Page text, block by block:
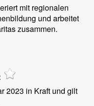
mit regionalen
und arbeitet
zusammen.
2023 in Kraft und gilt